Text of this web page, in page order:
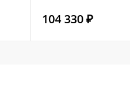
104 330 ₽